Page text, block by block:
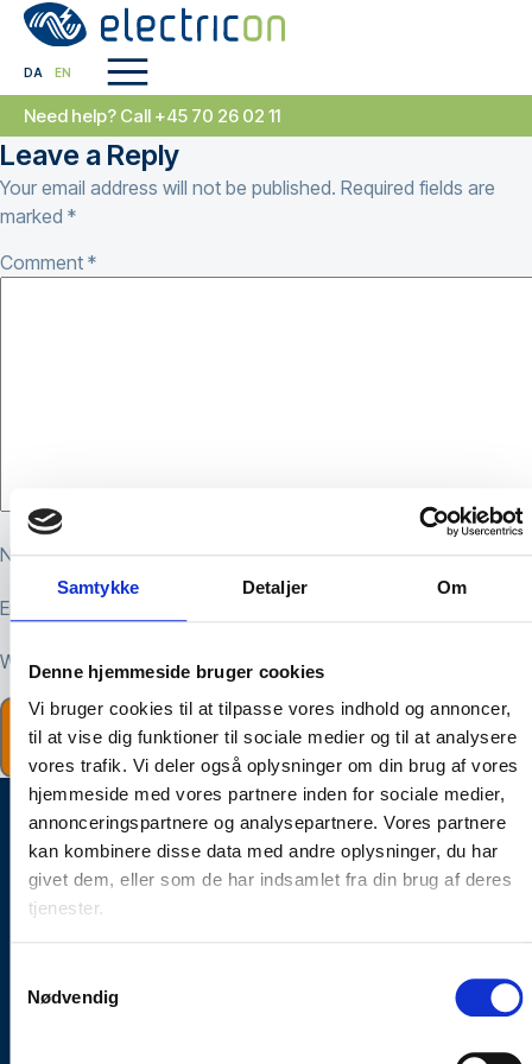
Samtykke Detaljer Om
Denne hjemmeside bruger cookies
Vi bruger cookies til at tilpasse vores indhold og annoncer,
til at vise dig funktioner til sociale medier og til at analysere
vores trafik. Vi deler også oplysninger om din brug af vores
hjemmeside med vores partnere inden for sociale medier,
annonceringspartnere og analysepartnere. Vores partnere
kan kombinere disse data med andre oplysninger, du har
givet dem, eller som de har indsamlet fra din brug af deres
tjenester.
Nødvendig
DA EN
Need help? Call +45 70 26 02 11
Leave a Reply
Your email address will not be published. Required fields are
marked *
Comment *
Name
Email
Website
Need help?
Contact us
Lightning Protection